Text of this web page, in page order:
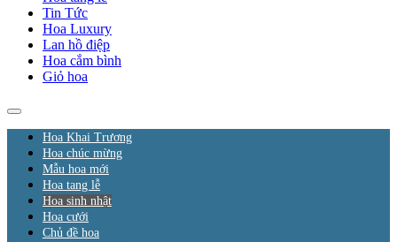
Tin Tức
Hoa Luxury
Lan hồ điệp
Hoa cắm bình
Giỏ hoa
Hoa Khai Trương
Hoa chúc mừng
Mẫu hoa mới
Hoa tang lễ
Hoa sinh nhật
Hoa cưới
Chủ đề hoa